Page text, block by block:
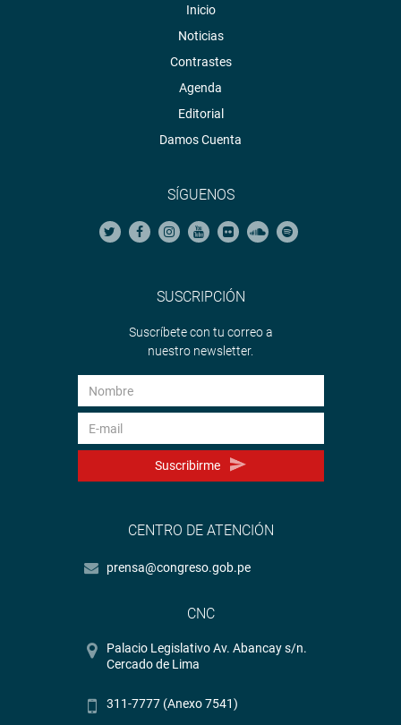
Inicio
Noticias
Contrastes
Agenda
Editorial
Damos Cuenta
SÍGUENOS
SUSCRIPCIÓN
Suscríbete con tu correo a
nuestro newsletter.
Suscribirme
CENTRO DE ATENCIÓN
prensa@congreso.gob.pe
CNC
Palacio Legislativo Av. Abancay s/n.
Cercado de Lima
311-7777 (Anexo 7541)